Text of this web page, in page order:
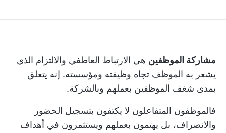
مشاركة الموظفين هي الارتباط العاطفي والالتزام الذي
يشعر به الموظف تجاه وظيفته ومؤسسته. إنه يتعلق
بمدى شغف الموظفين بعملهم وبالشركة.
فالموظفون المتفاعلون لا يكتفون بتسجيل الحضور
والانصراف، بل يهتمون بعملهم ويستثمرون في أهداف